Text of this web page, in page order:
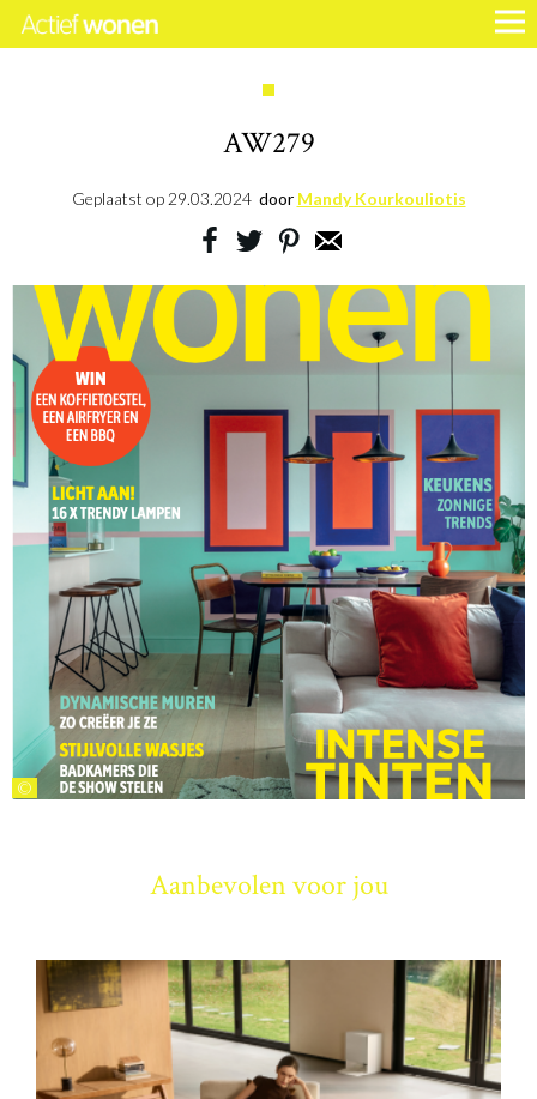
AW279
Geplaatst op 29.03.2024 door Mandy Kourkouliotis
©
Aanbevolen voor jou